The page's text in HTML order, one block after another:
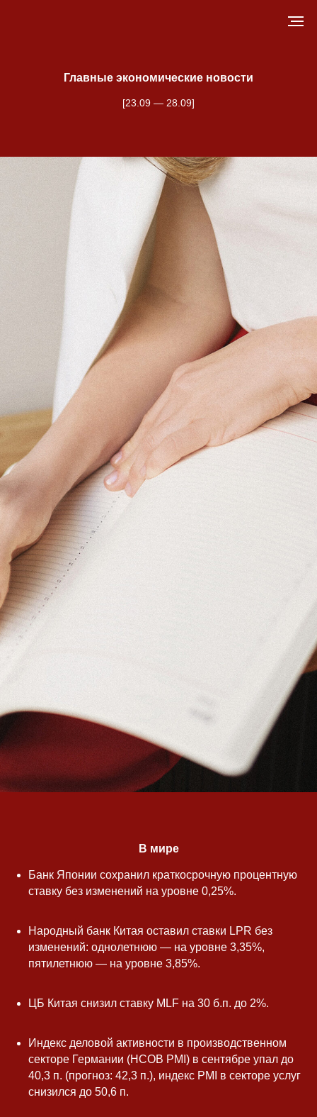
Главные экономические новости
[23.09 — 28.09]
В мире
Банк Японии сохранил краткосрочную процентную
ставку без изменений на уровне 0,25%.
Народный банк Китая оставил ставки LPR без
изменений: однолетнюю — на уровне 3,35%,
пятилетнюю — на уровне 3,85%.
ЦБ Китая снизил ставку MLF на 30 б.п. до 2%.
Индекс деловой активности в производственном
секторе Германии (HCOB PMI) в сентябре упал до
40,3 п. (прогноз: 42,3 п.), индекс PMI в секторе услуг
снизился до 50,6 п.